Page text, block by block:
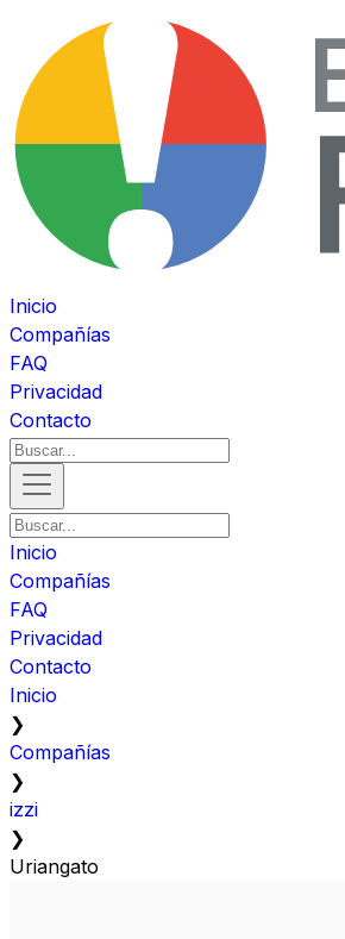
Inicio
Compañías
FAQ
Privacidad
Contacto
Inicio
Compañías
FAQ
Privacidad
Contacto
Inicio
❯
Compañías
❯
izzi
❯
Uriangato